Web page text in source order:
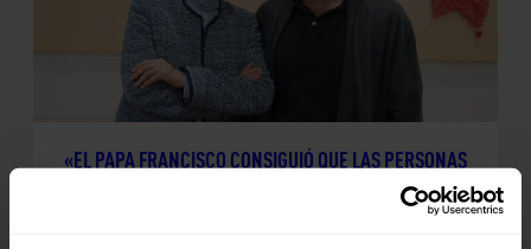
«EL PAPA FRANCISCO CONSIGUIÓ QUE LAS PERSONAS
VULNERABLES ESTUVIERAN EN EL CENTRO DE LA